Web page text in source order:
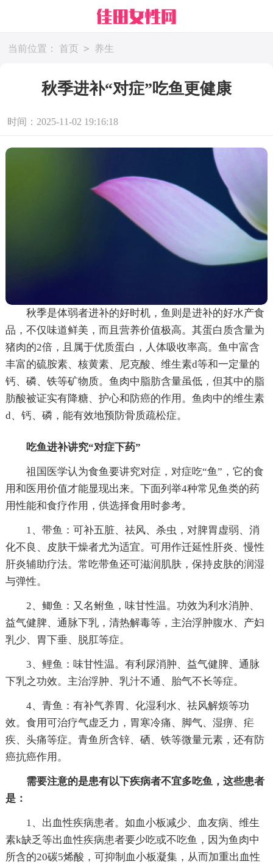
当前位置： 首页 > 养生
秋季进补“对症”吃鱼更健康
时间：2025-11-02 19:16:18
秋季是体弱者进补的好时机，鱼则是进补的好水产食
品，不仅味道鲜美，而且营养价值极高。其蛋白质含量为
猪肉的2倍，且属于优质蛋白，人体吸收率高。鱼中富含
丰富的硫胺素、核黄素、尼克酸、维生素d等和一定量的
钙、磷、铁等矿物质。鱼肉中脂肪含量虽低，但其中的脂
肪酸被证实有降糖、护心和防癌的作用。鱼肉中的维生素
d、钙、磷，能有效地预防骨质疏松症。
吃鱼进补讲究“对症下药”
祖国医学认为食鱼要讲究对症，对症吃“鱼”，它的食
用和医用价值才能显现出来。下面列举4种常见鱼类的药
用性能和食疗作用，供选择食用时参考。
1、带鱼：可补五脏、祛风、杀虫，对脾胃虚弱、消
化不良、皮肤干燥者尤为适宜。可用作迁延性肝炎、慢性
肝炎辅助疗法。常吃带鱼还可滋润肌肤，保持皮肤的润湿
与弹性。
2、鲫鱼：又名鲋鱼，味甘性温。功效为利水消肿、
益气健脾、通脉下乳，清热解毒等，主治浮肿腹水、产妇
乳少、胃下垂、脱肛等症。
3、鲤鱼：味甘性温。有利尿消肿、益气健脾、通脉
下乳之功效。主治浮肿、乳汁不通、胎气不长等症。
4、青鱼：有补气养胃、化湿利水、祛风解烦等功
效。食用可治疗气虚乏力，胃寒冷痛、脚气、湿痹、疟
疾、头痛等症。青鱼所含锌、硒、铁等微量元素，还有防
癌抗癌作用。
需要注意的是患有以下疾病者不宜多吃鱼，这些患者
是：
1、出血性疾病患者。如血小板减少、血友病、维生
素k缺乏等出血性疾病患者要少吃或不吃鱼，因为鱼肉中
所含的20碳5烯酸，可抑制血小板凝集，从而加重出血性